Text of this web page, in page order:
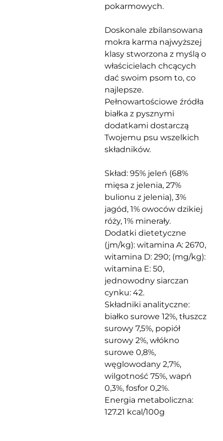
pokarmowych.
Doskonale zbilansowana
mokra karma najwyższej
klasy stworzona z myślą o
właścicielach chcących
dać swoim psom to, co
najlepsze.
Pełnowartościowe źródła
białka z pysznymi
dodatkami dostarczą
Twojemu psu wszelkich
składników.
Skład: 95% jeleń (68%
mięsa z jelenia, 27%
bulionu z jelenia), 3%
jagód, 1% owoców dzikiej
róży, 1% minerały.
Dodatki dietetyczne
(jm/kg): witamina A: 2670,
witamina D: 290; (mg/kg):
witamina E: 50,
jednowodny siarczan
cynku: 42.
Składniki analityczne:
białko surowe 12%, tłuszcz
surowy 7,5%, popiół
surowy 2%, włókno
surowe 0,8%,
węglowodany 2,7%,
wilgotność 75%, wapń
0,3%, fosfor 0,2%.
Energia metaboliczna:
127.21 kcal/100g